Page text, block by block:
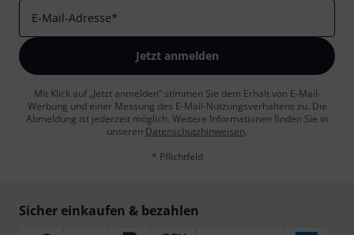
E-Mail-Adresse*
Jetzt anmelden
Mit Klick auf „Jetzt anmelden“ stimmen Sie dem Erhalt von E-Mail-
Werbung und einer Messung des E-Mail-Nutzungsverhaltens zu. Die
Abmeldung ist jederzeit möglich. Weitere Informationen finden Sie in
unseren Datenschutzhinweisen.
* Pflichtfeld
Sicher einkaufen & bezahlen